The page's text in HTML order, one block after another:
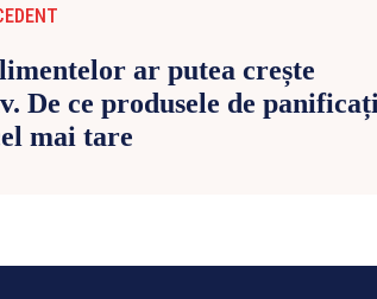
ar putea crește
De ce produsele de
mai tare